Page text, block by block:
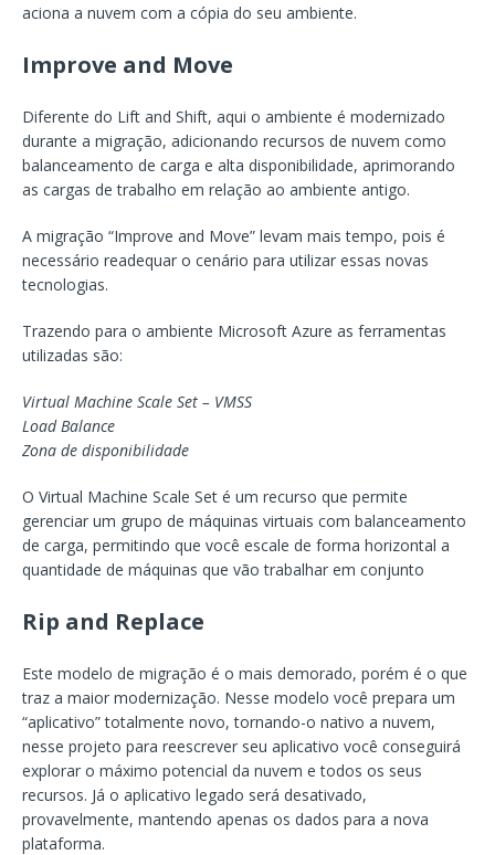
aciona a nuvem com a cópia do seu ambiente.
Improve and Move
Diferente do Lift and Shift, aqui o ambiente é modernizado
durante a migração, adicionando recursos de nuvem como
balanceamento de carga e alta disponibilidade, aprimorando
as cargas de trabalho em relação ao ambiente antigo.
A migração “Improve and Move” levam mais tempo, pois é
necessário readequar o cenário para utilizar essas novas
tecnologias.
Trazendo para o ambiente Microsoft Azure as ferramentas
utilizadas são:
Virtual Machine Scale Set – VMSS
Load Balance
Zona de disponibilidade
O Virtual Machine Scale Set é um recurso que permite
gerenciar um grupo de máquinas virtuais com balanceamento
de carga, permitindo que você escale de forma horizontal a
quantidade de máquinas que vão trabalhar em conjunto
Rip and Replace
Este modelo de migração é o mais demorado, porém é o que
traz a maior modernização. Nesse modelo você prepara um
“aplicativo” totalmente novo, tornando-o nativo a nuvem,
nesse projeto para reescrever seu aplicativo você conseguirá
explorar o máximo potencial da nuvem e todos os seus
recursos. Já o aplicativo legado será desativado,
provavelmente, mantendo apenas os dados para a nova
plataforma.